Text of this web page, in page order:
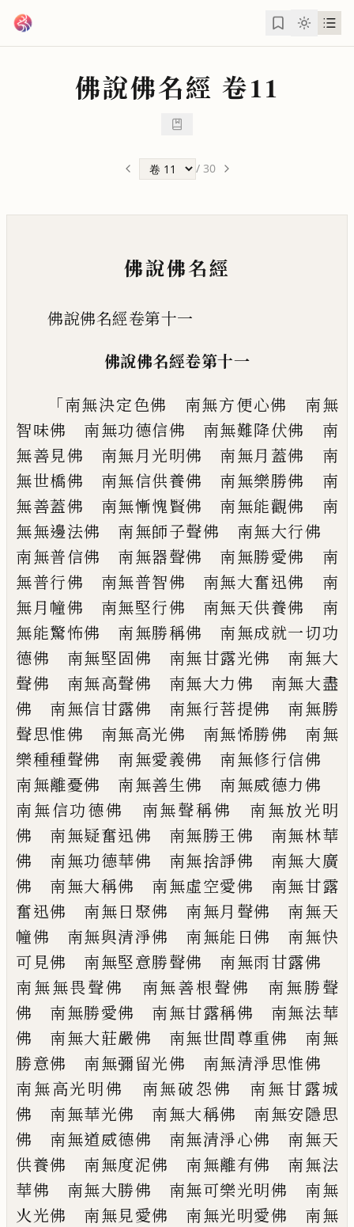
佛說佛名經 卷11
/ 30
佛說佛名經
佛說佛名經卷第十一
佛說佛名經卷第十一
「南無決定色佛 南無方便心佛 南無
智味佛 南無功德信佛 南無難降伏佛 南
無善見佛 南無月光明佛 南無月蓋佛 南
無世橋佛 南無信供養佛 南無樂勝佛
南
無善蓋佛 南無慚愧賢佛 南無能觀佛
南
無無邊法佛 南無師子聲佛 南無大行佛
南無普信佛 南無器聲佛 南無勝愛佛 南
無普行佛 南無普智佛 南無大奮迅佛 南
無月幢佛 南無堅行佛 南無天供養佛 南
無能驚怖佛 南無勝稱佛 南無成就一切功
德佛 南無堅固佛 南無甘露光佛 南無大
聲佛 南無高聲佛 南無大力佛 南無大盡
佛 南無信甘露佛 南無行菩提佛 南無勝
聲思惟佛 南無高光佛 南無悕勝佛 南無
樂種種聲佛 南無愛義佛 南無修行信佛
南無離憂佛 南無善生佛 南無威德力佛
南無信功德佛
南無聲稱佛 南無放光明
佛 南無疑奮迅佛 南無勝王佛 南無林華
佛 南無功德華佛 南無捨諍佛 南無大廣
佛 南無大稱佛 南無虛空愛佛 南無甘露
奮迅佛 南無日聚佛 南無月聲佛 南無天
幢佛 南無與清淨佛 南無能日佛 南無快
可見佛 南無堅意勝聲佛 南無雨甘露佛
南無無畏聲佛 南無善根聲佛 南無勝聲
佛 南無勝愛佛 南無甘露稱佛 南無法華
佛 南無大莊嚴佛 南無世間尊重佛 南無
勝意佛 南無彌留光佛 南無清淨思惟佛
南無高光明佛 南無破怨佛 南無甘露城
佛 南無華光佛 南無大稱佛 南無安隱思
佛 南無道威德佛 南無清淨心佛 南無天
供養佛 南無度泥佛 南無離有佛
南無法
華佛 南無大勝佛 南無可樂光明佛 南無
火光佛 南無見愛佛 南無光明愛佛 南無